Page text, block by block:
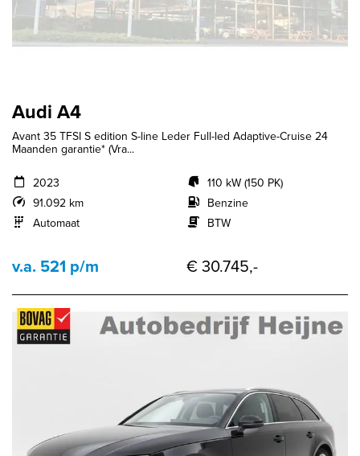
Audi A4
Avant 35 TFSI S edition S-line Leder Full-led Adaptive-Cruise 24
Maanden garantie* (Vra...
2023
91.092 km
Automaat
110 kW (150 PK)
Benzine
BTW
v.a. 521 p/m € 30.745,-